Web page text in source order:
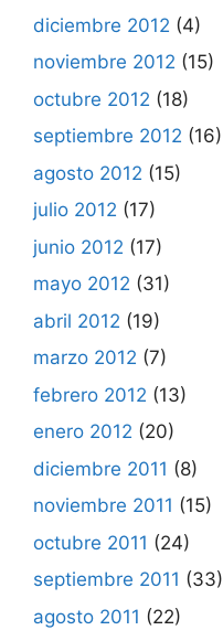
diciembre 2012 (4)
noviembre 2012 (15)
octubre 2012 (18)
septiembre 2012 (16)
agosto 2012 (15)
julio 2012 (17)
junio 2012 (17)
mayo 2012 (31)
abril 2012 (19)
marzo 2012 (7)
febrero 2012 (13)
enero 2012 (20)
diciembre 2011 (8)
noviembre 2011 (15)
octubre 2011 (24)
septiembre 2011 (33)
agosto 2011 (22)